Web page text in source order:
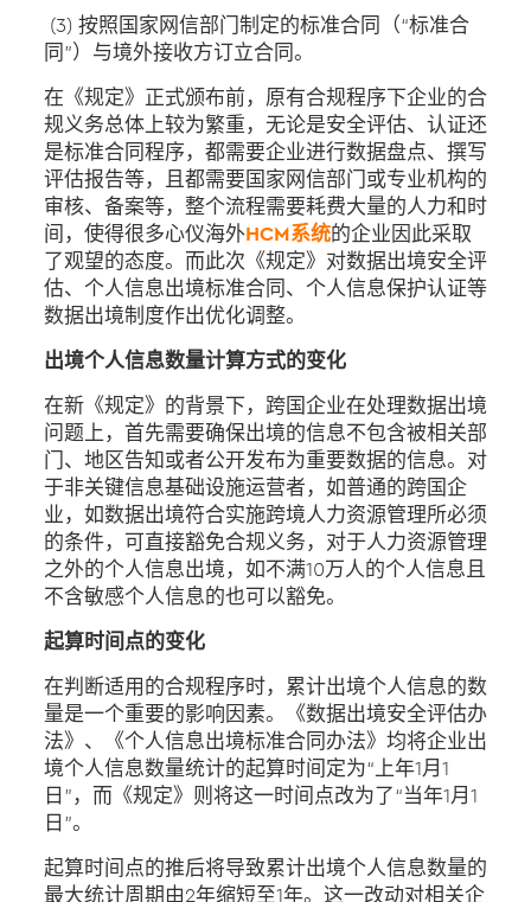
(3) 按照国家网信部门制定的标准合同（“标准合
同”）与境外接收方订立合同。
在《规定》正式颁布前，原有合规程序下企业的合
规义务总体上较为繁重，无论是安全评估、认证还
是标准合同程序，都需要企业进行数据盘点、撰写
评估报告等，且都需要国家网信部门或专业机构的
审核、备案等，整个流程需要耗费大量的人力和时
间，使得很多心仪海外HCM系统的企业因此采取
了观望的态度。而此次《规定》对数据出境安全评
估、个人信息出境标准合同、个人信息保护认证等
数据出境制度作出优化调整。
出境个人信息数量计算方式的变化
在新《规定》的背景下，跨国企业在处理数据出境
问题上，首先需要确保出境的信息不包含被相关部
门、地区告知或者公开发布为重要数据的信息。对
于非关键信息基础设施运营者，如普通的跨国企
业，如数据出境符合实施跨境人力资源管理所必须
的条件，可直接豁免合规义务，对于人力资源管理
之外的个人信息出境，如不满10万人的个人信息且
不含敏感个人信息的也可以豁免。
起算时间点的变化
在判断适用的合规程序时，累计出境个人信息的数
量是一个重要的影响因素。《数据出境安全评估办
法》、《个人信息出境标准合同办法》均将企业出
境个人信息数量统计的起算时间定为“上年1月1
日”，而《规定》则将这一时间点改为了“当年1月1
日”。
起算时间点的推后将导致累计出境个人信息数量的
最大统计周期由2年缩短至1年。这一改动对相关企